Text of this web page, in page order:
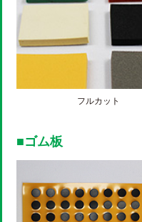
フルカット
■ゴム板